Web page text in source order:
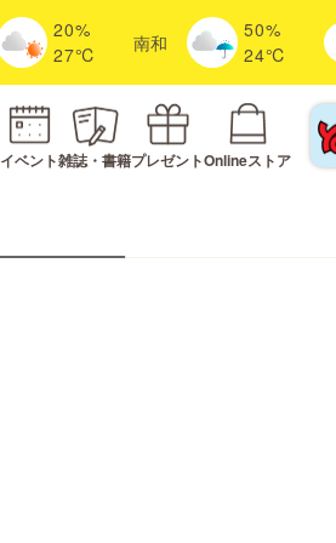
20%
27℃
南和
50%
24℃
イベント雑誌・書籍プレゼントOnlineストア